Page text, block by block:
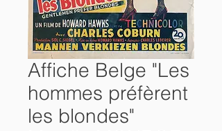
Affiche Belge "Les
hommes préfèrent
les blondes"